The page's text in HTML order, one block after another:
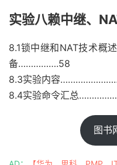
实验八赖中继、
8.1锁中继和NAT技术
备…………….58
8.3实验内容
8.4实验命令汇总
图书